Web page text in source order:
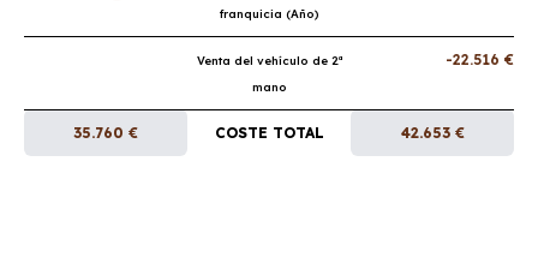
franquicia (Año)
Venta del vehículo de 2ª
mano
-22.516 €
35.760 € COSTE TOTAL 42.653 €